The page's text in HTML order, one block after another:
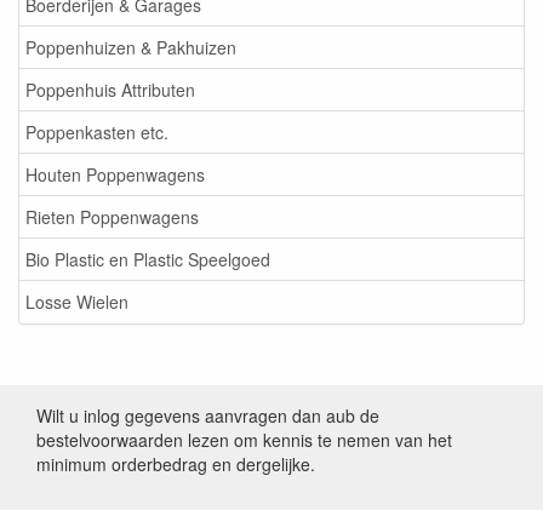
Boerderijen & Garages
Poppenhuizen & Pakhuizen
Poppenhuis Attributen
Poppenkasten etc.
Houten Poppenwagens
Rieten Poppenwagens
Bio Plastic en Plastic Speelgoed
Losse Wielen
Wilt u inlog gegevens aanvragen dan aub de
bestelvoorwaarden lezen om kennis te nemen van het
minimum orderbedrag en dergelijke.